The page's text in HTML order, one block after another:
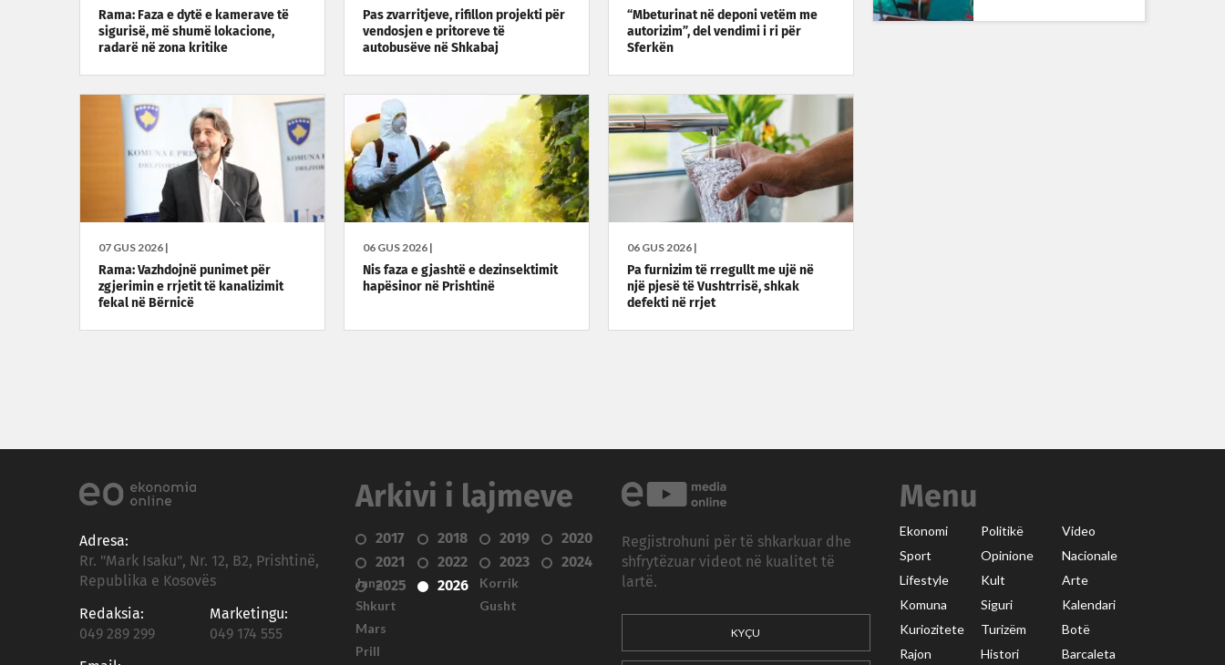
Rama: Faza e dytë e kamerave të
sigurisë, më shumë lokacione,
radarë në zona kritike
Pas zvarritjeve, rifillon projekti për
vendosjen e pritoreve të
autobusëve në Shkabaj
“Mbeturinat në deponi vetëm me
autorizim”, del vendimi i ri për
Sferkën
07 GUS 2026 |
Rama: Vazhdojnë punimet për
zgjerimin e rrjetit të kanalizimit
fekal në Bërnicë
06 GUS 2026 |
Nis faza e gjashtë e dezinsektimit
hapësinor në Prishtinë
06 GUS 2026 |
Pa furnizim të rregullt me ujë në
një pjesë të Vushtrrisë, shkak
defekti në rrjet
Adresa:
Rr. "Mark Isaku", Nr. 12, B2, Prishtinë,
Republika e Kosovës
Redaksia:
049 289 299
Marketingu:
049 174 555
Arkivi i lajmeve
2017 2018 2019
2020
2021
2022 2023
2024
2025
2026
Janar
Shkurt
Mars
Prill
Korrik
Gusht
Regjistrohuni për të shkarkuar dhe
shfrytëzuar videot në kualitet të
lartë.
KYÇU
Menu
Ekonomi Politikë
Video
Sport
Opinione
Nacionale
Lifestyle
Kult
Arte
Komuna
Siguri
Kalendari
Kuriozitete
Turizëm
Botë
Rajon
Histori Barcaleta